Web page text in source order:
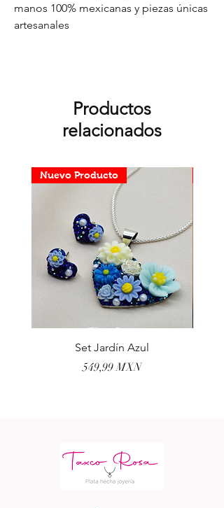
manos 100% mexicanas y piezas únicas
artesanales
Productos
relacionados
Nuevo Producto
Set Jardín Azul
Precio
549,99 MXN